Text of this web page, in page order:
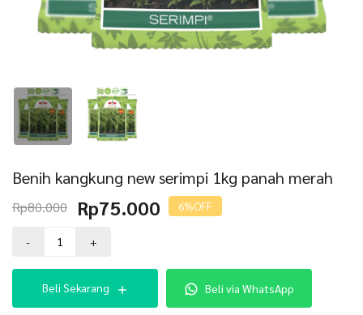
Benih kangkung new serimpi 1kg panah merah
Rp80.000 Harga
aslinya
adalah:
Rp75.000 Harga
saat
Rp75.000.
6%OFF
-
Benih
serimpi
1kg
+
Beli Sekarang Beli via WhatsApp